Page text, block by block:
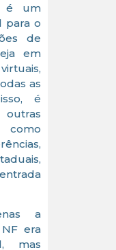
é um
para o
de
em
as
é
a
era
mas